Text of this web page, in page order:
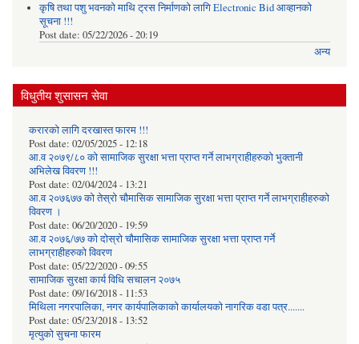
कृषि तथा पशु भवनको माथि ट्रस निर्माणको लागि Electronic Bid आव्हानको
सूचना !!!
Post date: 05/22/2026 - 20:19
अन्य
विधुतीय शुसासन सेवा
करारको लागि दरखास्त फारम !!!
Post date: 02/05/2025 - 12:18
आ.व २०७९/८० को सामाजिक सुरक्षा भत्ता प्राप्त गर्ने लाभग्राहीहरुको भुक्तानी
अभिलेख विवरण !!!
Post date: 02/04/2024 - 13:21
आ.व २०७६७७ को तेस्रो चौमासिक सामाजिक सुरक्षा भत्ता प्राप्त गर्ने लाभग्राहीहरुको
विवरण ।
Post date: 06/20/2020 - 19:59
आ.व २०७६/७७ को दोस्रो चौमासिक सामाजिक सुरक्षा भत्ता प्राप्त गर्ने
लाभग्राहीहरुको विवरण
Post date: 05/22/2020 - 09:55
सामाजिक सुरक्षा कार्य विधि स‌चालन २०७५
Post date: 09/16/2018 - 11:53
मिथिला नगरपालिका, नगर कार्यपालिकाको कार्यालयकाे नागरिक वडा पत्र.......
Post date: 05/23/2018 - 13:52
मृत्युको सुचना फारम